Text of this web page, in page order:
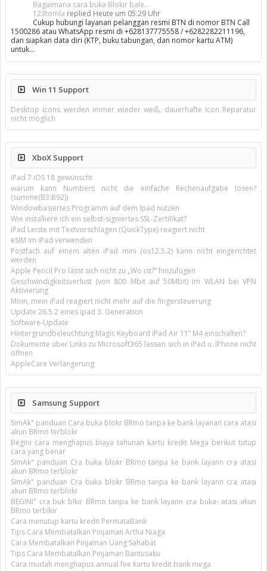
Bagaimana cara buka Blokir bale...
123tomla replied Heute um 05:29 Uhr
Cukup hubungi layanan pelanggan resmi BTN di nomor BTN Call
1500286 atau WhatsApp resmi di +628137775558 / +6282282211196,
dan siapkan data diri (KTP, buku tabungan, dan nomor kartu ATM)
untuk…
Win 11 Support
Desktop Icons werden immer wieder weiß, dauerhafte Icon Reparatur
nicht möglich
XboX Support
iPad 7 iOS 18 gewünscht
warum kann Numbers nicht die einfache Rechenaufgabe lösen?
(summe(B3:B92))
Windowbasiertes Programm auf dem Ipad nutzen
Wie installiere ich ein selbst-signiertes SSL-Zertifikat?
iPad Leiste mit Textvorschlägen (QuickType) reagiert nicht
eSIM im iPad verwenden
Postfach auf einem alten iPad mini (os12.5.2) kann nicht eingerichtet
werden
Apple Pencil Pro lässt sich nicht zu „Wo ist?“ hinzufügen
Geschwindigkeitsverlust (von 800 Mbit auf 50Mbit) im WLAN bei VPN
Aktivierung
Moin, mein iPad reagiert nicht mehr auf die fingersteuerung
Update 26.5.2 eines ipad 3. Generation
Software-Update
Hintergrundbeleuchtung Magic Keyboard iPad Air 11’’ M4 einschalten?
Dokumente über Links zu Microsoft365 lassen sich in iPad u. iPhone nicht
öffnen
AppleCare Verlängerung
Samsung Support
SimAk" panduan Cara buka blokr BRmo tanpa ke bank layanan cara atasi
akun BRmo terblokr
Begini cara menghapus biaya tahunan kartu kredit Mega berikut tutup
cara yang benar
SimAk" panduan Cra buka blokr BRmo tanpa ke bank layann cra atasi
akun BRmo terblokr
SimAk" panduan Cra buka blokr BRmo tanpa ke bank layann cra atasi
akun BRmo terblokr
BEGINI" cra buk blkir BRmo tanpa ke bank layann cra buka- atasi akun
BRmo terblkir
Cara menutup kartu kredit PermataBank
Tips Cara Membatalkan Pinjaman Artha Niaga
Cara Membatalkan Pinjaman Uang Sahabat
Tips Cara Membatalkan Pinjaman Bantusaku
Cara mudah menghapus annual fee kartu kredit bank mega